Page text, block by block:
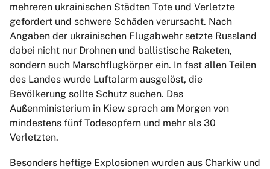
mehreren ukrainischen Städten Tote und Verletzte
gefordert und schwere Schäden verursacht. Nach
Angaben der ukrainischen Flugabwehr setzte Russland
dabei nicht nur Drohnen und ballistische Raketen,
sondern auch Marschflugkörper ein. In fast allen Teilen
des Landes wurde Luftalarm ausgelöst, die
Bevölkerung sollte Schutz suchen. Das
Außenministerium in Kiew sprach am Morgen von
mindestens fünf Todesopfern und mehr als 30
Verletzten.
Besonders heftige Explosionen wurden aus Charkiw und